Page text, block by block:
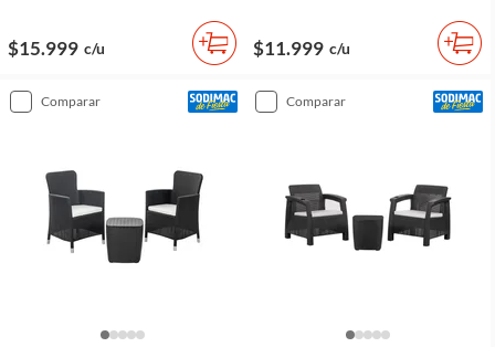
$15.999 c/u $11.999 c/u
comparar comparar